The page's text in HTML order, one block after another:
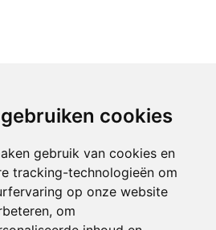
cookies
gebruik van cookies en
tracking-technologieën om
op onze website
om